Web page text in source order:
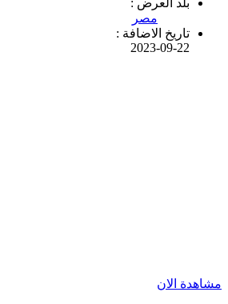
بلد العرض :
مصر
تاريخ الاضافة :
2023-09-22
مشاهدة الان